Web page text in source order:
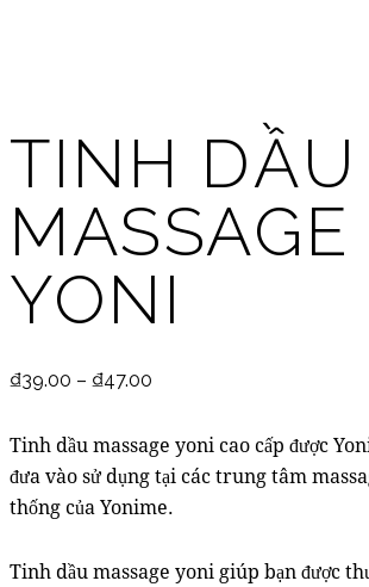
TINH DẦU
MASSAGE
YONI
₫39.00 – ₫47.00
Tinh dầu massage yoni cao cấp được
đưa vào sử dụng tại các trung tâm
thống của Yonime.
Tinh dầu massage yoni giúp bạn được